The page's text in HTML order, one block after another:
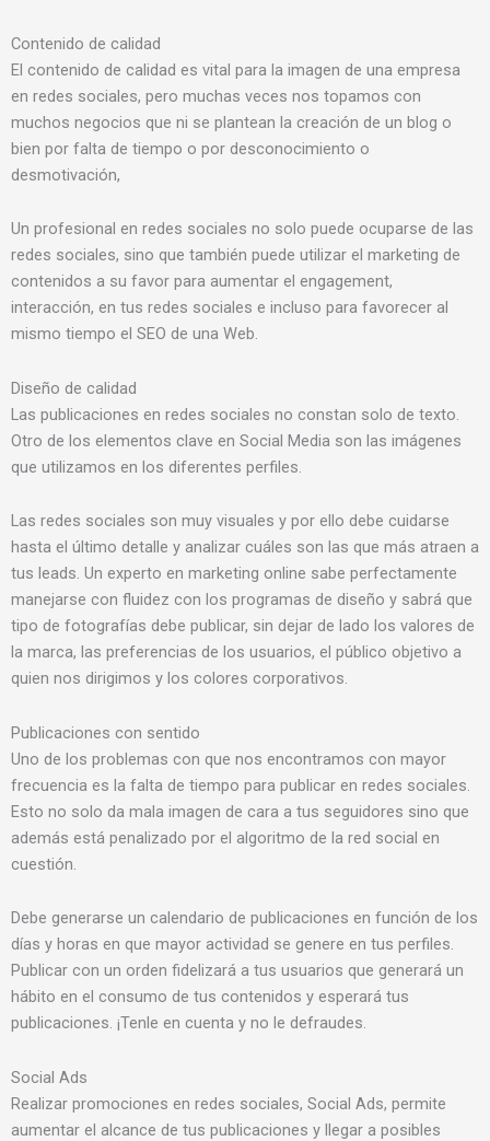
Contenido de calidad
El contenido de calidad es vital para la imagen de una empresa
en redes sociales, pero muchas veces nos topamos con
muchos negocios que ni se plantean la creación de un blog o
bien por falta de tiempo o por desconocimiento o
desmotivación,
Un profesional en redes sociales no solo puede ocuparse de las
redes sociales, sino que también puede utilizar el marketing de
contenidos a su favor para aumentar el engagement,
interacción, en tus redes sociales e incluso para favorecer al
mismo tiempo el SEO de una Web.
Diseño de calidad
Las publicaciones en redes sociales no constan solo de texto.
Otro de los elementos clave en Social Media son las imágenes
que utilizamos en los diferentes perfiles.
Las redes sociales son muy visuales y por ello debe cuidarse
hasta el último detalle y analizar cuáles son las que más atraen a
tus leads. Un experto en marketing online sabe perfectamente
manejarse con fluidez con los programas de diseño y sabrá que
tipo de fotografías debe publicar, sin dejar de lado los valores de
la marca, las preferencias de los usuarios, el público objetivo a
quien nos dirigimos y los colores corporativos.
Publicaciones con sentido
Uno de los problemas con que nos encontramos con mayor
frecuencia es la falta de tiempo para publicar en redes sociales.
Esto no solo da mala imagen de cara a tus seguidores sino que
además está penalizado por el algoritmo de la red social en
cuestión.
Debe generarse un calendario de publicaciones en función de los
días y horas en que mayor actividad se genere en tus perfiles.
Publicar con un orden fidelizará a tus usuarios que generará un
hábito en el consumo de tus contenidos y esperará tus
publicaciones. ¡Tenle en cuenta y no le defraudes.
Social Ads
Realizar promociones en redes sociales, Social Ads, permite
aumentar el alcance de tus publicaciones y llegar a posibles